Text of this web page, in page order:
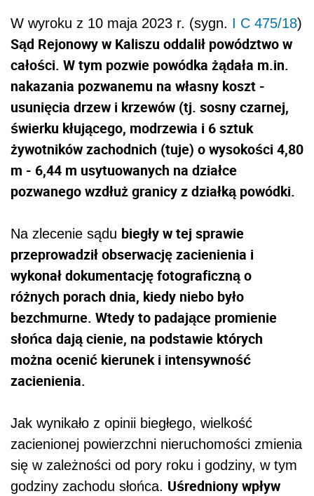
W wyroku z 10 maja 2023 r. (sygn. I C 475/18)
Sąd Rejonowy w Kaliszu oddalił powództwo w
całości. W tym pozwie powódka żądała m.in.
nakazania pozwanemu na własny koszt -
usunięcia drzew i krzewów (tj. sosny czarnej,
świerku kłującego, modrzewia i 6 sztuk
żywotników zachodnich (tuje) o wysokości 4,80
m - 6,44 m usytuowanych na działce
pozwanego wzdłuż granicy z działką powódki.
Na zlecenie sądu biegły w tej sprawie
przeprowadził obserwację zacienienia i
wykonał dokumentację fotograficzną o
różnych porach dnia, kiedy niebo było
bezchmurne. Wtedy to padające promienie
słońca dają cienie, na podstawie których
można ocenić kierunek i intensywność
zacienienia.
Jak wynikało z opinii biegłego, wielkość
zacienionej powierzchni nieruchomości zmienia
się w zależności od pory roku i godziny, w tym
godziny zachodu słońca. Uśredniony wpływ